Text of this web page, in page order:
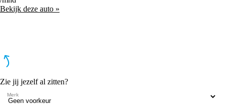
Bekijk deze auto »
Zie jij jezelf al zitten?
Merk